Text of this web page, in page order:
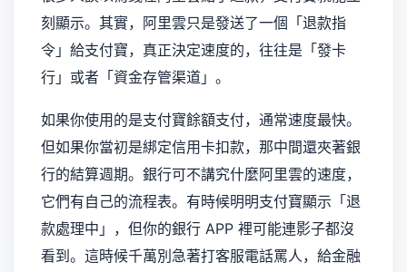
刻顯示。其實，阿里雲只是發送了一個「退款指
令」給支付寶，真正決定速度的，往往是「發卡
行」或者「資金存管渠道」。
如果你使用的是支付寶餘額支付，通常速度最快。
但如果你當初是綁定信用卡扣款，那中間還夾著銀
行的結算週期。銀行可不講究什麼阿里雲的速度，
它們有自己的流程表。有時候明明支付寶顯示「退
款處理中」，但你的銀行 APP 裡可能連影子都沒
看到。這時候千萬別急著打客服電話罵人，給金融